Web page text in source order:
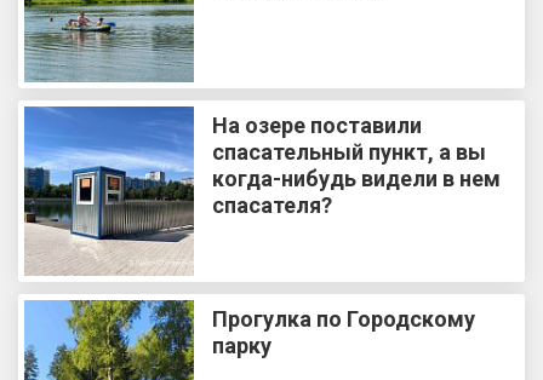
На озере поставили
спасательный пункт, а вы
когда-нибудь видели в нем
спасателя?
Прогулка по Городскому
парку